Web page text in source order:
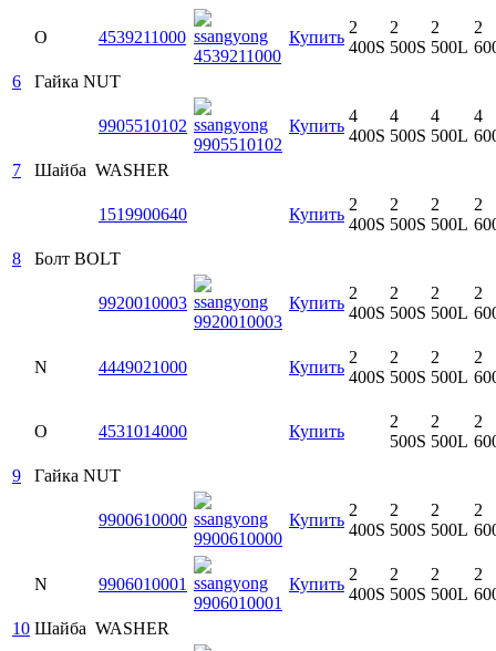
O 4539211000 Купить
2
400S
2
500S
2
500L
2
6
Гайка NUT
9905510102 Купить
4
400S
4
500S
4
500L
4
7
Шайба WASHER
1519900640 Купить
2
400S
2
500S
2
500L
2
8
Болт BOLT
9920010003 Купить
2
400S
2
500S
2
500L
2
N 4449021000 Купить
2
400S
2
500S
2
500L
2
O 4531014000 Купить
2
500S
2
500L
2
9
Гайка NUT
9900610000 Купить
2
400S
2
500S
2
500L
2
N 9906010001 Купить
2
400S
2
500S
2
500L
2
10 Шайба WASHER